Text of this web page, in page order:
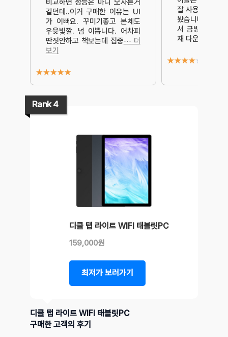
비교하면 성능은 마니 모자른거
같던데..이거 구매한 이유는 UI
가 이뻐요. 꾸미기좋고 본체도
우윳빛깔. 넘 이쁩니다. 어차피
딴짓안하고 책보는데 집중⋯ 더
보기
★★★★★
잘 사용하지 않
봤습니다. 가볍
서 금방 적응됐
재 다운 받고 e
★★★★★
Rank 4
디클 탭 라이트 WIFI 태블릿PC
159,000원
최저가 보러가기
디클 탭 라이트 WIFI 태블릿PC
구매한 고객의 후기